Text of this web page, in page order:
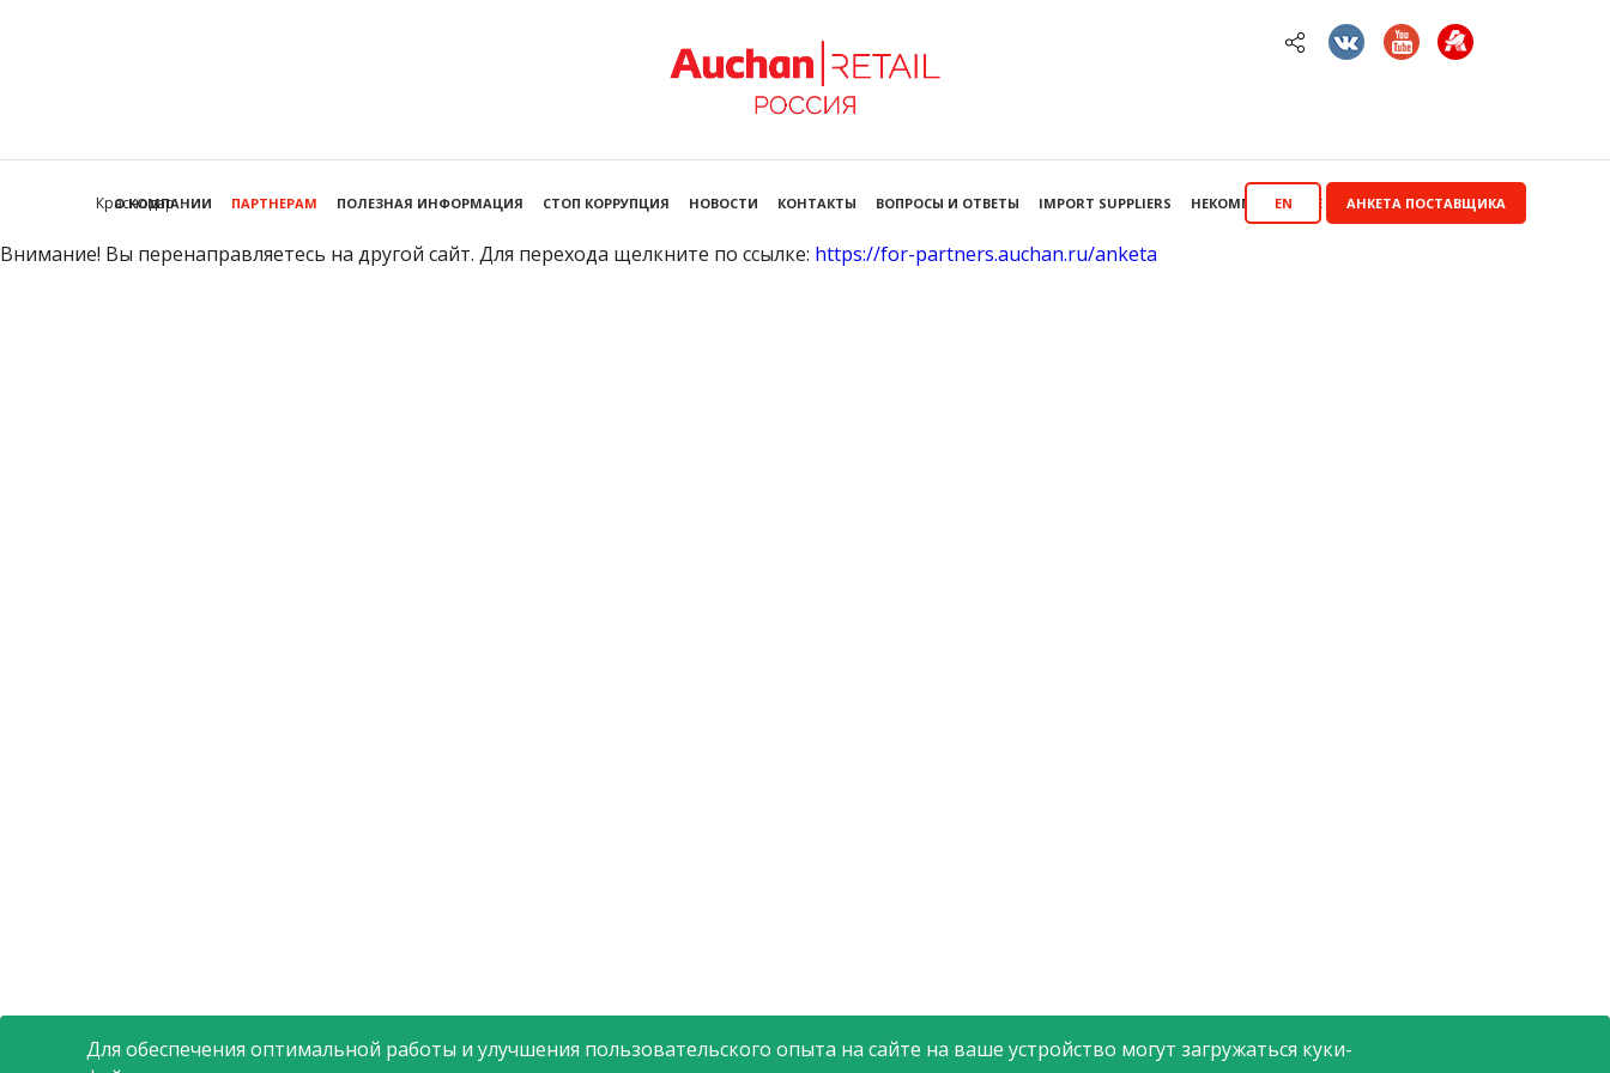
Для обеспечения оптимальной работы и улучшения пользовательского опыта на сайте на ваше устройство могут загружаться куки-
Краснодар EN АНКЕТА ПОСТАВЩИКА
О КОМПАНИИ ПАРТНЕРАМ ПОЛЕЗНАЯ ИНФОРМАЦИЯ СТОП КОРРУПЦИЯ НОВОСТИ КОНТАКТЫ ВОПРОСЫ И ОТВЕТЫ IMPORT SUPPLIERS НЕКОММЕРЧЕСКИЕ ЗАКУПКИ
Внимание! Вы перенаправляетесь на другой сайт. Для перехода щелкните по ссылке: https://for-partners.auchan.ru/anketa